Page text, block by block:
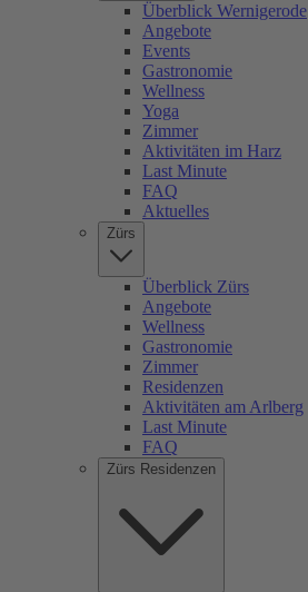
Überblick Wernigerode
Angebote
Events
Gastronomie
Wellness
Yoga
Zimmer
Aktivitäten im Harz
Last Minute
FAQ
Aktuelles
Zürs
Überblick Zürs
Angebote
Wellness
Gastronomie
Zimmer
Residenzen
Aktivitäten am Arlberg
Last Minute
FAQ
Zürs Residenzen